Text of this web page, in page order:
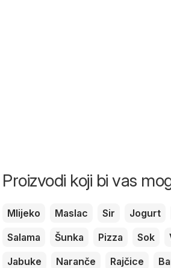
Proizvodi koji bi vas
Mlijeko Maslac Sir Jogurt
Salama
Šunka Pizza Sok
Jabuke
Naranče Rajčice